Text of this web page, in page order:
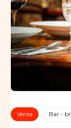
Vente Bar -